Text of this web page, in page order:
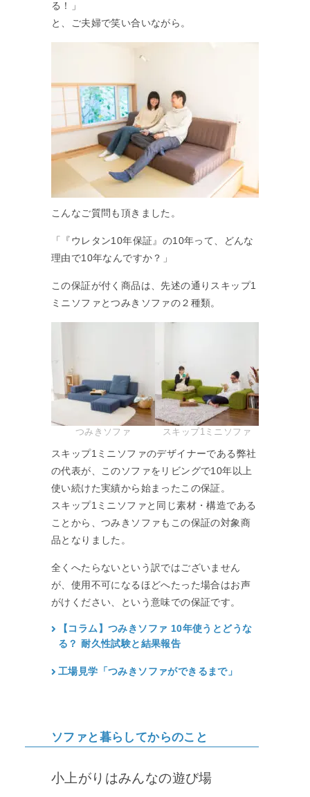
る！」
と、ご夫婦で笑い合いながら。
こんなご質問も頂きました。
「『ウレタン10年保証』の10年って、どんな
理由で10年なんですか？」
この保証が付く商品は、先述の通りスキップ1
ミニソファとつみきソファの２種類。
つみきソファ スキップ1ミニソファ
スキップ1ミニソファのデザイナーである弊社
の代表が、このソファをリビングで10年以上
使い続けた実績から始まったこの保証。
スキップ1ミニソファと同じ素材・構造である
ことから、つみきソファもこの保証の対象商
品となりました。
全くへたらないという訳ではございません
が、使用不可になるほどへたった場合はお声
がけください、という意味での保証です。
【コラム】つみきソファ 10年使うとどうな
る？ 耐久性試験と結果報告
工場見学「つみきソファができるまで」
ソファと暮らしてからのこと
小上がりはみんなの遊び場